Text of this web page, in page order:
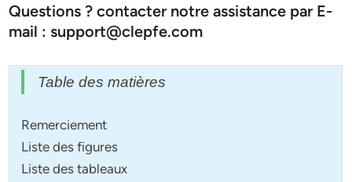
Questions ? contacter notre assistance par E-
mail : support@clepfe.com
Table des matières
Remerciement
Liste des figures
Liste des tableaux